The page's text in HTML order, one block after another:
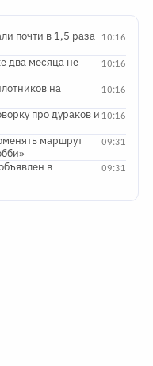
10:16
почти в 1,5 раза
10:16
два месяца не
10:16
на
10:16
про дураков и
09:31
маршрут
09:31
в